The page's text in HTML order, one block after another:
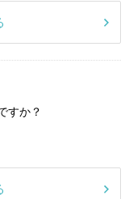
すか？